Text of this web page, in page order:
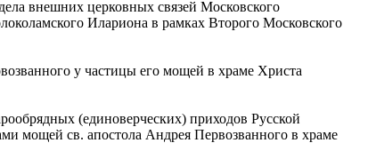
внешних церковных связей Московского
Илариона в рамках Второго Московского
у частицы его мощей в храме Христа
(единоверческих) приходов Русской
мощей св. апостола Андрея Первозванного в храме